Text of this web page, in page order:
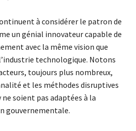
à considérer le patron de
un génial innovateur capable de
avec la même vision que
technologique. Notons
toujours plus nombreux,
et les méthodes disruptives
soient pas adaptées à la
gouvernementale.